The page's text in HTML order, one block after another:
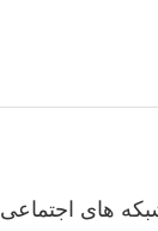
های اجتماعی